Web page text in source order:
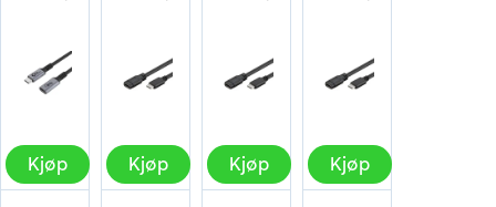
Kjøp Kjøp Kjøp Kjøp